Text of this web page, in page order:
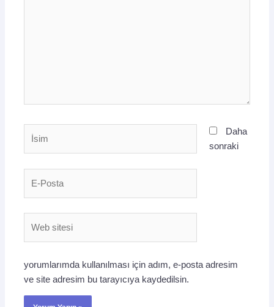
Daha
sonraki
yorumlarımda kullanılması için adım, e-posta adresim
ve site adresim bu tarayıcıya kaydedilsin.